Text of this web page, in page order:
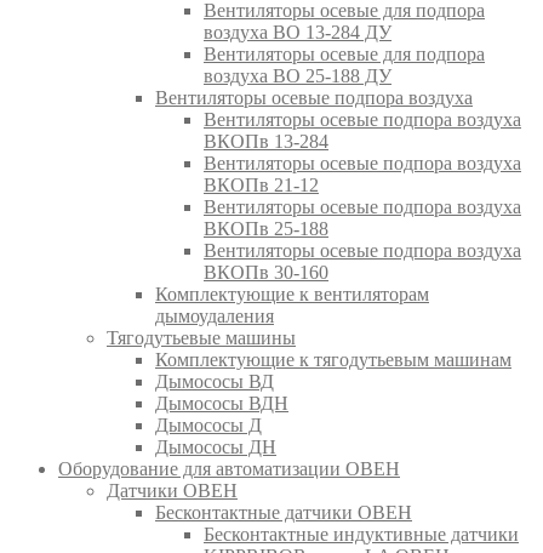
Вентиляторы осевые для подпора
воздуха ВО 13-284 ДУ
Вентиляторы осевые для подпора
воздуха ВО 25-188 ДУ
Вентиляторы осевые подпора воздуха
Вентиляторы осевые подпора воздуха
ВКОПв 13-284
Вентиляторы осевые подпора воздуха
ВКОПв 21-12
Вентиляторы осевые подпора воздуха
ВКОПв 25-188
Вентиляторы осевые подпора воздуха
ВКОПв 30-160
Комплектующие к вентиляторам
дымоудаления
Тягодутьевые машины
Комплектующие к тягодутьевым машинам
Дымососы ВД
Дымососы ВДН
Дымососы Д
Дымососы ДН
Оборудование для автоматизации ОВЕН
Датчики ОВЕН
Бесконтактные датчики ОВЕН
Бесконтактные индуктивные датчики